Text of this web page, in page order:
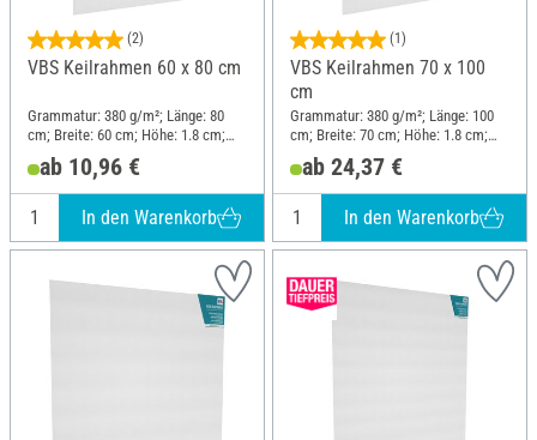
(2)
VBS Keilrahmen 60 x 80 cm
Grammatur: 380 g/m²; Länge: 80
cm; Breite: 60 cm; Höhe: 1.8 cm;
Material: Baumwolle
ab 10,96 €
In den Warenkorb
(1)
VBS Keilrahmen 70 x 100
cm
Grammatur: 380 g/m²; Länge: 100
cm; Breite: 70 cm; Höhe: 1.8 cm;
Material: Baumwolle
ab 24,37 €
In den Warenkorb